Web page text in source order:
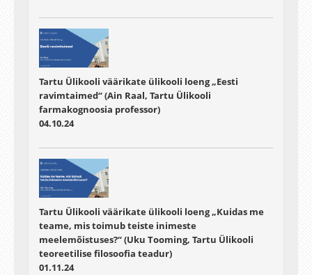
Tartu Ülikooli väärikate ülikooli loeng „Eesti
ravimtaimed“ (Ain Raal, Tartu Ülikooli
farmakognoosia professor)
04.10.24
Tartu Ülikooli väärikate ülikooli loeng „Kuidas me
teame, mis toimub teiste inimeste
meelemõistuses?“ (Uku Tooming, Tartu Ülikooli
teoreetilise filosoofia teadur)
01.11.24